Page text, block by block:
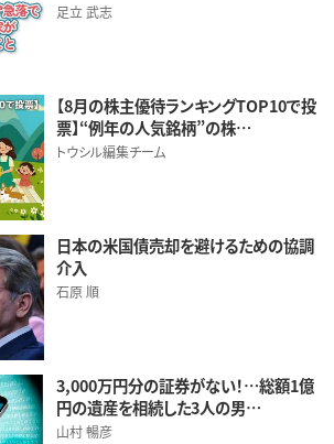
足立 武志
【8月の株主優待ランキングTOP10で投
票】“例年の人気銘柄”の株…
トウシル編集チーム
日本の米国債売却を避けるための協調
介入
石原 順
3,000万円分の証券がない！…総額1億
円の遺産を相続した3人の男…
山村 暢彦